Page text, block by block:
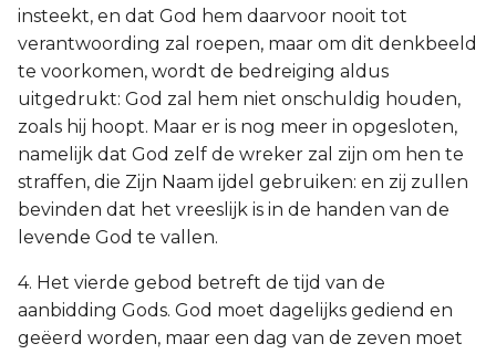
insteekt, en dat God hem daarvoor nooit tot
verantwoording zal roepen, maar om dit denkbeeld
te voorkomen, wordt de bedreiging aldus
uitgedrukt: God zal hem niet onschuldig houden,
zoals hij hoopt. Maar er is nog meer in opgesloten,
namelijk dat God zelf de wreker zal zijn om hen te
straffen, die Zijn Naam ijdel gebruiken: en zij zullen
bevinden dat het vreeslijk is in de handen van de
levende God te vallen.
4. Het vierde gebod betreft de tijd van de
aanbidding Gods. God moet dagelijks gediend en
geëerd worden, maar een dag van de zeven moet